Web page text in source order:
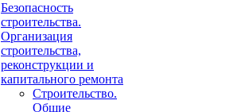
Безопасность
строительства.
Организация
строительства,
реконструкции и
капитального ремонта
Строительство.
Общие